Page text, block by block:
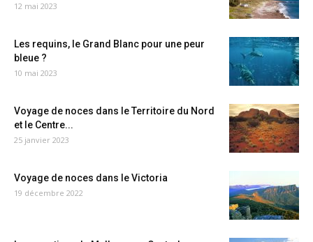
12 mai 2023
Les requins, le Grand Blanc pour une peur
bleue ?
10 mai 2023
Voyage de noces dans le Territoire du Nord
et le Centre...
25 janvier 2023
Voyage de noces dans le Victoria
19 décembre 2022